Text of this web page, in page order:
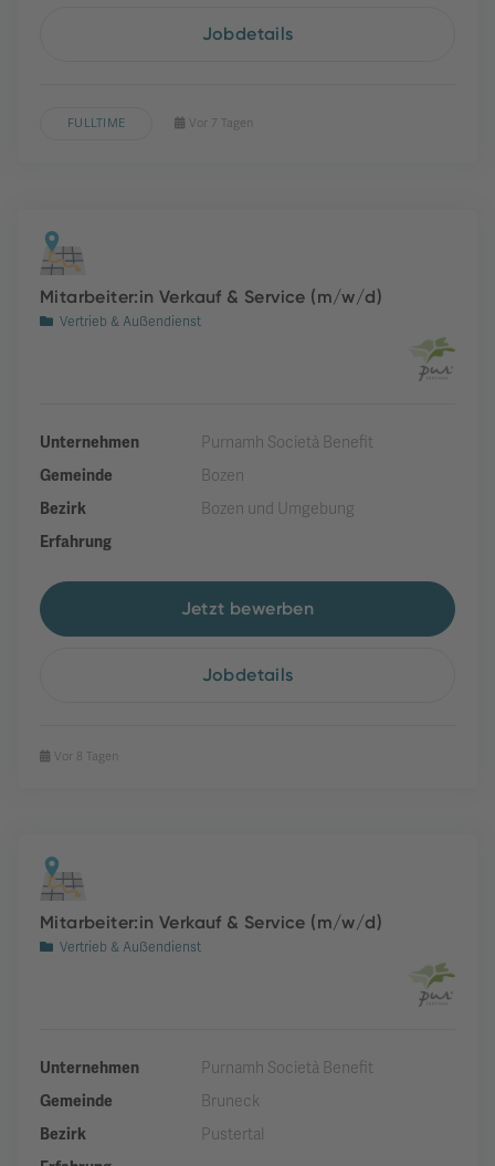
Jobdetails
FULLTIME Vor 7 Tagen
Mitarbeiter:in Verkauf & Service (m/w/d)
Vertrieb & Außendienst
Unternehmen
Purnamh Società Benefit
Gemeinde
Bozen
Bezirk
Bozen und Umgebung
Erfahrung
Jetzt bewerben
Jobdetails
Vor 8 Tagen
Mitarbeiter:in Verkauf & Service (m/w/d)
Vertrieb & Außendienst
Unternehmen
Purnamh Società Benefit
Gemeinde
Bruneck
Bezirk
Pustertal